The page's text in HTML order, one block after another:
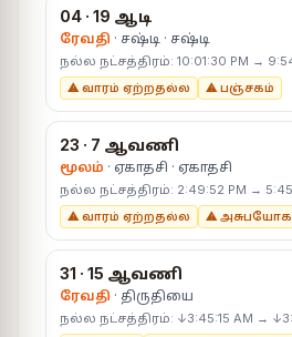
04 · 19 ஆடி
ரேவதி · சஷ்டி · சஷ்டி
நல்ல நட்சத்திரம்: 10:01:30 PM →
⚠ வாரம் ஏற்றதல்ல ⚠ பஞ்சகம்
23 · 7 ஆவணி
மூலம் · ஏகாதசி · ஏகாதசி
நல்ல நட்சத்திரம்: 2:49:52 PM →
⚠ வாரம் ஏற்றதல்ல ⚠
31 · 15 ஆவணி
ரேவதி · திருதியை
நல்ல நட்சத்திரம்: ↓3:45:15 AM →